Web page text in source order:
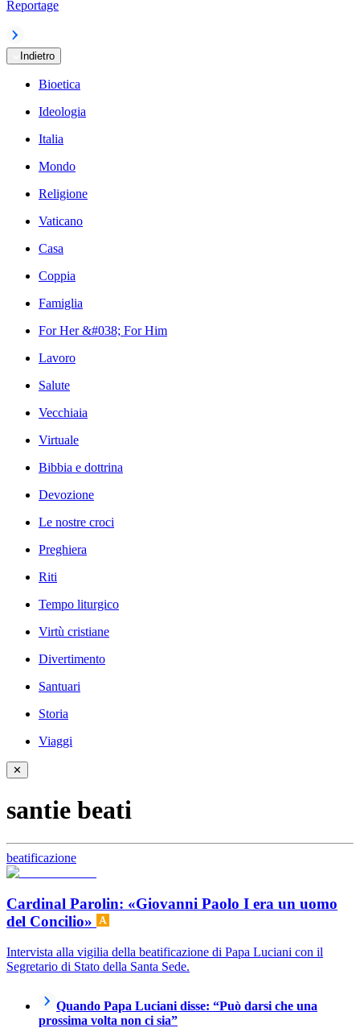
Reportage
Indietro
Bioetica
Ideologia
Italia
Mondo
Religione
Vaticano
Casa
Coppia
Famiglia
For Her &#038; For Him
Lavoro
Salute
Vecchiaia
Virtuale
Bibbia e dottrina
Devozione
Le nostre croci
Preghiera
Riti
Tempo liturgico
Virtù cristiane
Divertimento
Santuari
Storia
Viaggi
✕
santie beati
beatificazione
Cardinal Parolin: «Giovanni Paolo I era un uomo
del Concilio»
Intervista alla vigilia della beatificazione di Papa Luciani con il
Segretario di Stato della Santa Sede.
Quando Papa Luciani disse: “Può darsi che una
prossima volta non ci sia”